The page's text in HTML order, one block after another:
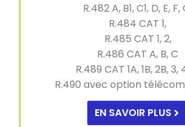
R.482 A, B1, C1, D, E, F,
R.484 CAT 1,
R.485 CAT 1, 2,
R.486 CAT A, B, C
R.489 CAT 1A, 1B, 2B, 3,
R.490 avec option
EN SAVOIR PLUS